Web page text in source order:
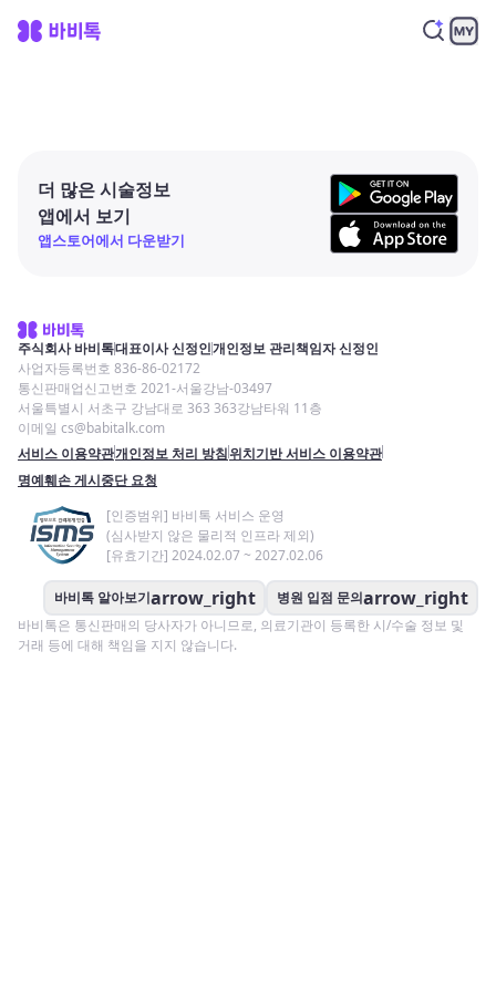
더 많은 시술정보
앱에서 보기
앱스토어에서 다운받기
주식회사 바비톡대표이사 신정인개인정보 관리책임자 신정인
사업자등록번호 836-86-02172
통신판매업신고번호 2021-서울강남-03497
서울특별시 서초구 강남대로 363 363강남타워 11층
이메일 cs@babitalk.com
서비스 이용약관개인정보 처리 방침위치기반 서비스 이용약관
명예훼손 게시중단 요청
[인증범위] 바비톡 서비스 운영
(심사받지 않은 물리적 인프라 제외)
[유효기간] 2024.02.07 ~ 2027.02.06
바비톡 알아보기arrow_right 병원 입점 문의arrow_right
바비톡은 통신판매의 당사자가 아니므로, 의료기관이 등록한 시/수술 정보 및
거래 등에 대해 책임을 지지 않습니다.